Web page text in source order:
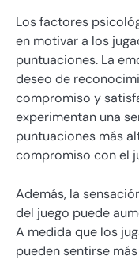
Los factores
en motivar a los
puntuaciones. La
deseo de
compromiso y
experimentan una
puntuaciones más
compromiso con el
Además, la
del juego puede
A medida que los
pueden sentirse